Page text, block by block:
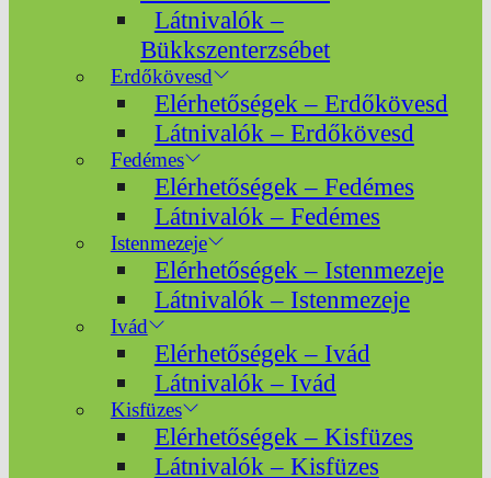
Látnivalók –
Bükkszenterzsébet
Erdőkövesd
Elérhetőségek – Erdőkövesd
Látnivalók – Erdőkövesd
Fedémes
Elérhetőségek – Fedémes
Látnivalók – Fedémes
Istenmezeje
Elérhetőségek – Istenmezeje
Látnivalók – Istenmezeje
Ivád
Elérhetőségek – Ivád
Látnivalók – Ivád
Kisfüzes
Elérhetőségek – Kisfüzes
Látnivalók – Kisfüzes